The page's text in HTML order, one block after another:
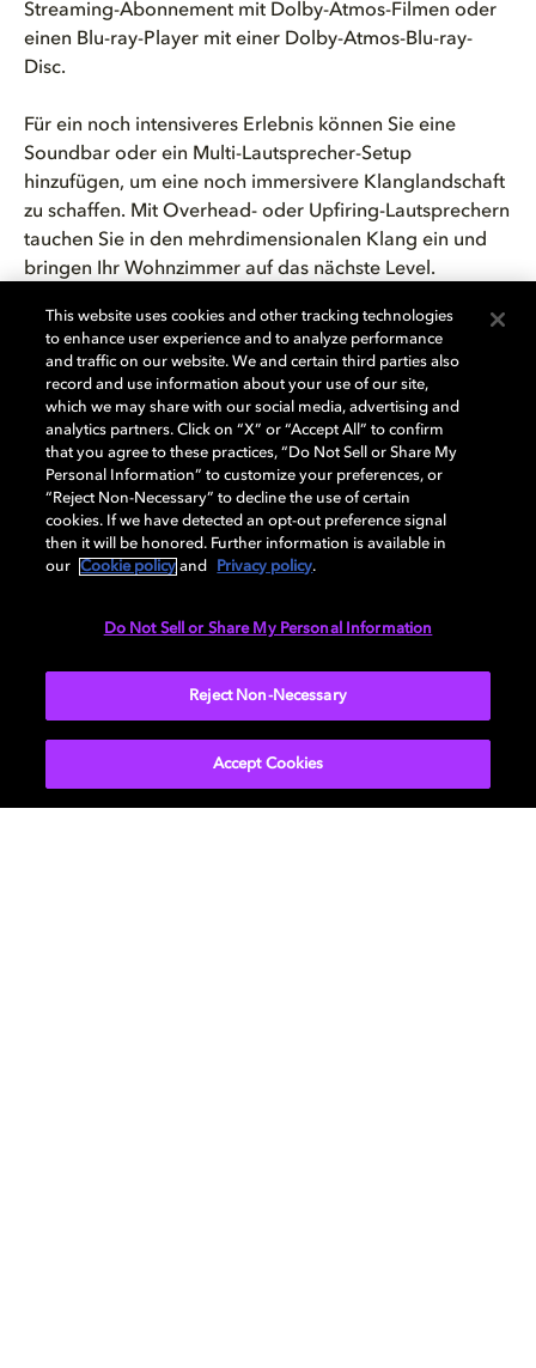
Streaming-Abonnement mit Dolby-Atmos-Filmen oder
einen Blu-ray-Player mit einer Dolby-Atmos-Blu-ray-
Disc.
Für ein noch intensiveres Erlebnis können Sie eine
Soundbar oder ein Multi-Lautsprecher-Setup
hinzufügen, um eine noch immersivere Klanglandschaft
zu schaffen. Mit Overhead- oder Upfiring-Lautsprechern
tauchen Sie in den mehrdimensionalen Klang ein und
bringen Ihr Wohnzimmer auf das nächste Level.
Einrichtungsleitfaden, wie Sie Ihr ideales, individuelles
Heimkino gestalten können.
Wenn Sie Musik lieben, können Sie mit einer passenden
Streaming-Plattform, einem kompatiblen Gerät und
Kopfhörernin Ihre Lieblingssongs eintauchen. Weitere
Informationen zu unterstützten Plattformen und Geräten
finden Sie in unserem speziellen Artikel.
entspannen und in Ihr Home Entertainment mit dem
räumlichen Klangerlebnis von Dolby Atmos eintauchen
– ein Klang, der Sie bewegt.
This website uses cookies and other tracking technologies
to enhance user experience and to analyze performance
and traffic on our website. We and certain third parties also
record and use information about your use of our site,
which we may share with our social media, advertising and
analytics partners. Click on “X” or “Accept All” to confirm
that you agree to these practices, “Do Not Sell or Share My
Personal Information” to customize your preferences, or
“Reject Non-Necessary” to decline the use of certain
cookies. If we have detected an opt-out preference signal
then it will be honored. Further information is available in
our
Cookie policy and Privacy policy.
Do Not Sell or Share My Personal Information
Reject Non-Necessary
Accept Cookies